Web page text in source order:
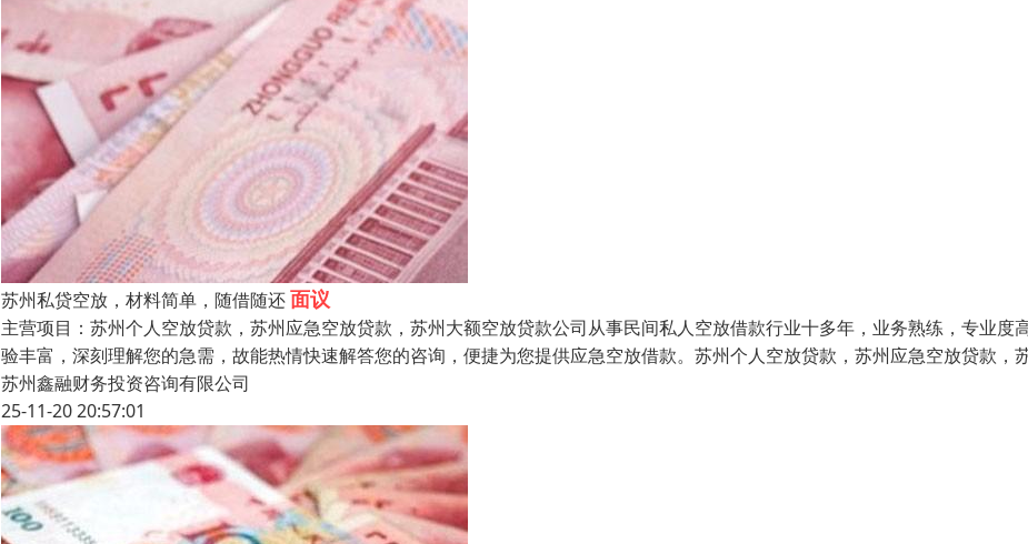
苏州私贷空放，材料简单，随借随还面议
主营项目：苏州个人空放贷款，苏州应急空放贷款，苏州大额空放贷款公司从事民间私人空放借款行业十多年，业务熟练，专业度
验丰富，深刻理解您的急需，故能热情快速解答您的咨询，便捷为您提供应急空放借款。苏州个人空放贷款，苏州应急空放贷款，
苏州鑫融财务投资咨询有限公司
25-11-20 20:57:01